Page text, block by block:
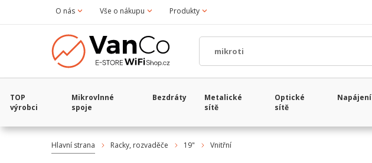
O nás Vše o nákupu Produkty
TOP
výrobci
Mikrovlnné
spoje
Bezdráty
Metalické
sítě
Optické
sítě
Napájení
Hlavní strana Racky, rozvaděče 19" Vnitřní